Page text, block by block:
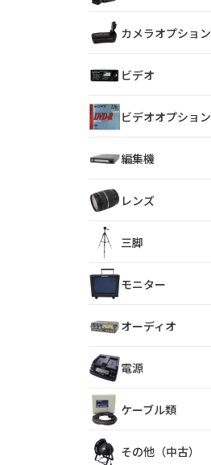
カメラオプション
ビデオ
ビデオオプション
編集機
レンズ
三脚
モニター
オーディオ
電源
ケーブル類
その他（中古）